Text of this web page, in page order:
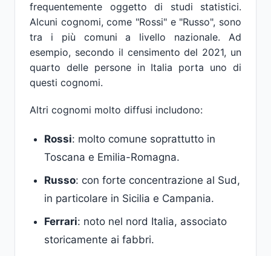
frequentemente oggetto di studi statistici.
Alcuni cognomi, come "Rossi" e "Russo", sono
tra i più comuni a livello nazionale. Ad
esempio, secondo il censimento del 2021, un
quarto delle persone in Italia porta uno di
questi cognomi.
Altri cognomi molto diffusi includono:
Rossi: molto comune soprattutto in
Toscana e Emilia-Romagna.
Russo: con forte concentrazione al Sud,
in particolare in Sicilia e Campania.
Ferrari: noto nel nord Italia, associato
storicamente ai fabbri.